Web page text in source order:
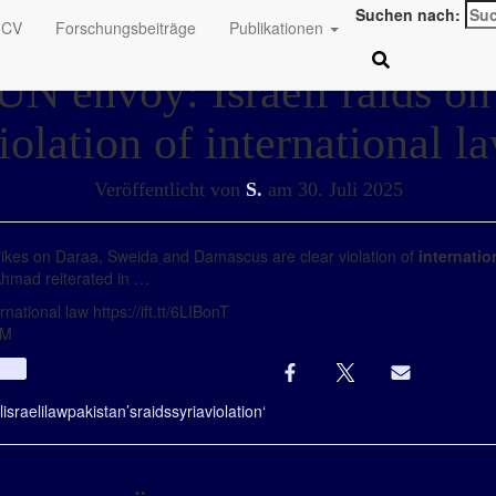
CV Forschungsbeiträge Publikationen
Suchen nach:
envoy: Israeli raids
of international
Veröffentlicht von S. am 30. Juli 2025
on Daraa, Sweida and Damascus are clear violation of
reiterated in …
law https://ift.tt/6LIBonT
israelilawpakistan’sraidssyriaviolation‘